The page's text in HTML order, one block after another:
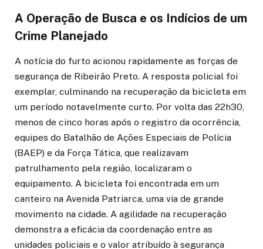
A Operação de Busca e os Indícios de um
Crime Planejado
A notícia do furto acionou rapidamente as forças de
segurança de Ribeirão Preto. A resposta policial foi
exemplar, culminando na recuperação da bicicleta em
um período notavelmente curto. Por volta das 22h30,
menos de cinco horas após o registro da ocorrência,
equipes do Batalhão de Ações Especiais de Polícia
(BAEP) e da Força Tática, que realizavam
patrulhamento pela região, localizaram o
equipamento. A bicicleta foi encontrada em um
canteiro na Avenida Patriarca, uma via de grande
movimento na cidade. A agilidade na recuperação
demonstra a eficácia da coordenação entre as
unidades policiais e o valor atribuído à segurança